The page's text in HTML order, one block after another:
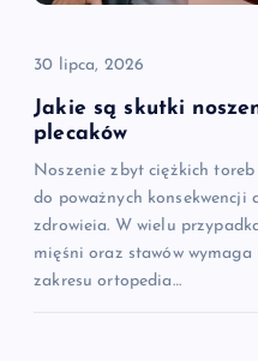
30 lipca, 2026
Jakie są skutki
plecaków
Noszenie zbyt ciężkich
do poważnych konsekwencji
zdrowieia. W wielu
mięśni oraz stawów
zakresu ortopedia…